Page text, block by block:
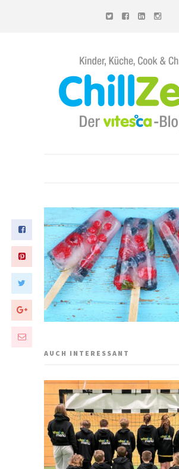
Chillzeit - Der vitesca-Blog
AUCH INTERESSANT